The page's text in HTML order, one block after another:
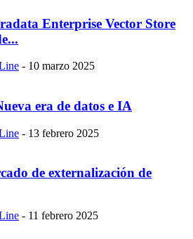
Enterprise Vector Store
- 10 marzo 2025
era de datos e IA
- 13 febrero 2025
de externalización de
- 11 febrero 2025